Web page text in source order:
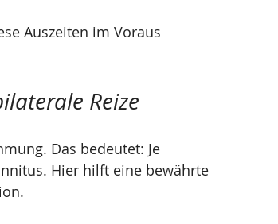
Auszeiten im Voraus
Reize
Das bedeutet: Je
Hier hilft eine bewährte